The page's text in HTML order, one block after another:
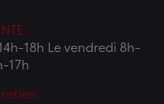
:
18h Le vendredi 8h-
17h